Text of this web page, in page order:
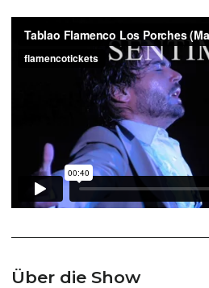
Über die Show